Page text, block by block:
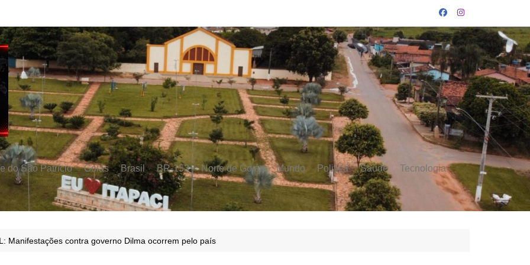
do São Patrício Goiás Brasil BR-153 Norte de Goiás Mundo Politica Saúde Tecnologia
Manifestações contra governo Dilma ocorrem pelo país